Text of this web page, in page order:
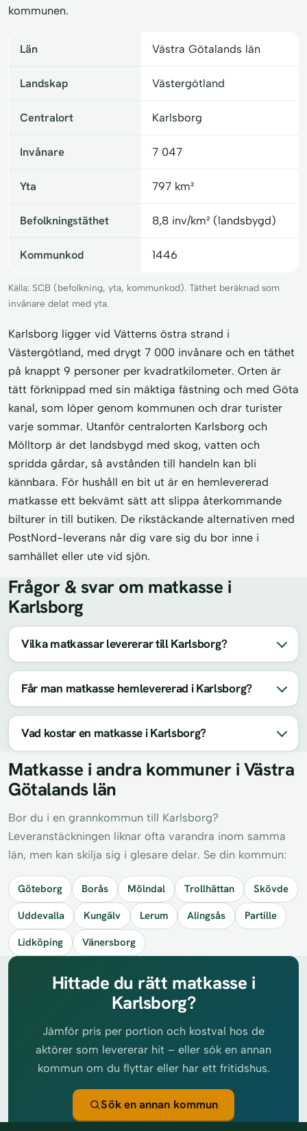
kommunen.
Län Västra Götalands län
Landskap Västergötland
Centralort Karlsborg
Invånare 7 047
Yta 797 km²
Befolkningstäthet 8,8 inv/km² (landsbygd)
Kommunkod 1446
Källa: SCB (befolkning, yta, kommunkod). Täthet beräknad som
invånare delat med yta.
Karlsborg ligger vid Vätterns östra strand i
Västergötland, med drygt 7 000 invånare och en täthet
på knappt 9 personer per kvadratkilometer. Orten är
tätt förknippad med sin mäktiga fästning och med Göta
kanal, som löper genom kommunen och drar turister
varje sommar. Utanför centralorten Karlsborg och
Mölltorp är det landsbygd med skog, vatten och
spridda gårdar, så avstånden till handeln kan bli
kännbara. För hushåll en bit ut är en hemlevererad
matkasse ett bekvämt sätt att slippa återkommande
bilturer in till butiken. De rikstäckande alternativen med
PostNord-leverans når dig vare sig du bor inne i
samhället eller ute vid sjön.
Frågor & svar om matkasse i
Karlsborg
Vilka matkassar levererar till Karlsborg?
Får man matkasse hemlevererad i Karlsborg?
Vad kostar en matkasse i Karlsborg?
Matkasse i andra kommuner i Västra
Götalands län
Bor du i en grannkommun till Karlsborg?
Leveranstäckningen liknar ofta varandra inom samma
län, men kan skilja sig i glesare delar. Se din kommun:
Göteborg Borås Mölndal Trollhättan
Skövde
Uddevalla
Kungälv Lerum Alingsås
Partille
Lidköping
Vänersborg
Hittade du rätt matkasse i
Karlsborg?
Jämför pris per portion och kostval hos de
aktörer som levererar hit – eller sök en annan
kommun om du flyttar eller har ett fritidshus.
Sök en annan kommun